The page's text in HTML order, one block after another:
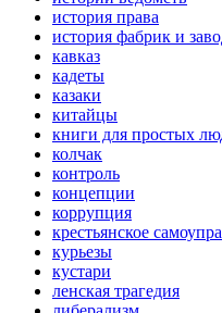
история права
история фабрик и
кавказ
кадеты
казаки
китайцы
книги для простых
колчак
контроль
концепции
коррупция
крестьянское
курьезы
кустари
ленская трагедия